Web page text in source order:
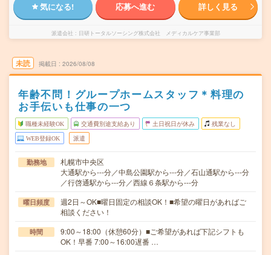
気になる! 応募へ進む 詳しく見る
派遣会社 日研トータルソーシング株式会社 メディカルケア事業部
未読 掲載日 2026/08/08
年齢不問！グループホームスタッフ＊料理の
お手伝いも仕事の一つ
職種未経験OK 交通費別途支給あり 土日祝日が休み 残業なし
WEB登録OK 派遣
勤務地
札幌市中央区
大通駅から---分／中島公園駅から---分／石山通駅から---分
／行啓通駅から---分／西線６条駅から---分
曜日頻度
週2日～OK■曜日固定の相談OK！■希望の曜日があればご
相談ください！
時間
9:00～18:00（休憩60分）■ご希望があれば下記シフトも
OK！早番 7:00～16:00遅番 …